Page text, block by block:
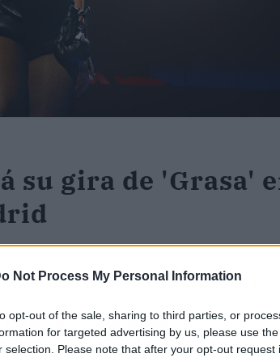
Not Process My Personal Information
opt-out of the sale, sharing to third parties, or
for targeted advertising by us, please use
selection. Please note that after your opt-out request
su gira de 'Grasa'
Nathy Peluso, anuncia dos citas muy
de oro a su aclamada gira
Palau Sant Jordi de Barcelonay el17
ofrecerá dos shows únicos.